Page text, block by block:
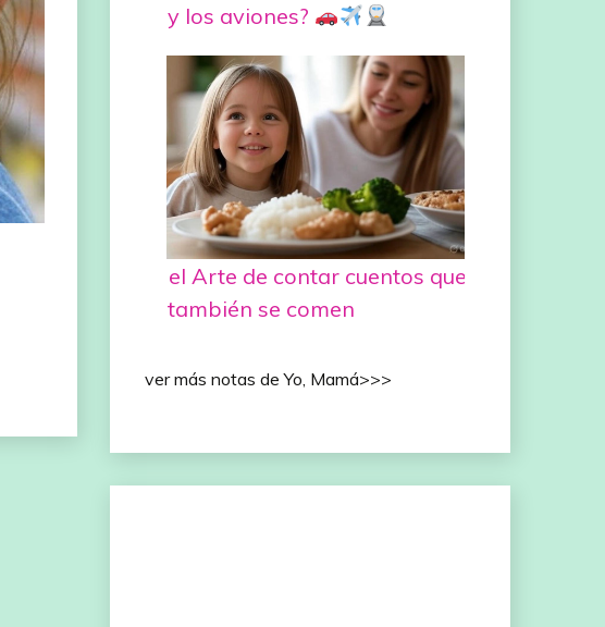
y los aviones?
el Arte de contar cuentos que
también se comen
ver más notas de Yo, Mamá>>>